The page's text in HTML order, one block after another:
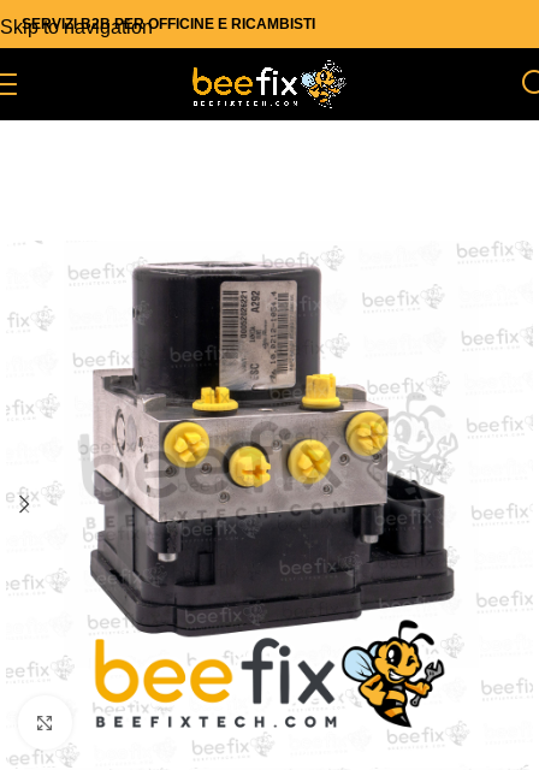
Skip to navigation
SERVIZI B2B PER OFFICINE E RICAMBISTI
Click to enlarge